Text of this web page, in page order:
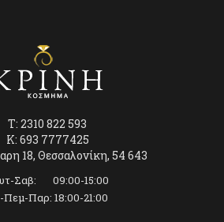
T: 2310 822 593
K: 693 7777425
18, Θεσσαλονίκη, 54 643
Σαβ: 09:00-15:00
Πεμ-Παρ: 18:00-21:00